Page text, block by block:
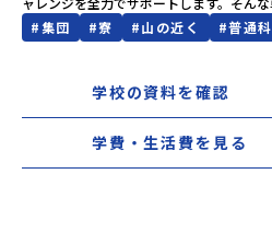
#集団 #寮 #山の近く #普通科
学校の資料を確認
学費・生活費を見る